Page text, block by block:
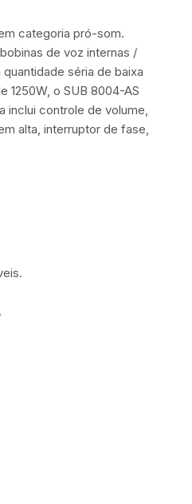
categoria pró-som.
de voz internas /
séria de baixa
1250W, o SUB 8004-AS
inclui controle de volume,
alta, interruptor de fase,